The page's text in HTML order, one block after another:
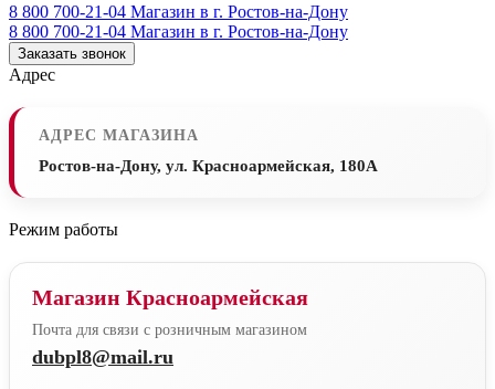
8 800 700-21-04 Магазин в г. Ростов-на-Дону
8 800 700-21-04 Магазин в г. Ростов-на-Дону
Заказать звонок
Адрес
АДРЕС МАГАЗИНА
Ростов-на-Дону, ул. Красноармейская, 180А
Режим работы
Магазин Красноармейская
Почта для связи с розничным магазином
dubpl8@mail.ru